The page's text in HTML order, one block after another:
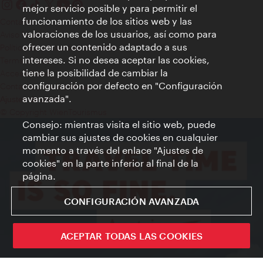
Contacto
Aviso legal
Política de privacidad de datos
Terms of Use
Accesibilidad
Contacto para la prensa
Ajustes de cookie
mejor servicio posible y para permitir el
funcionamiento de los sitios web y las
valoraciones de los usuarios, así como para
ofrecer un contenido adaptado a sus
intereses. Si no desea aceptar las cookies,
tiene la posibilidad de cambiar la
configuración por defecto en "Configuración
avanzada".
Consejo: mientras visita el sitio web, puede
cambiar sus ajustes de cookies en cualquier
momento a través del enlace "Ajustes de
cookies" en la parte inferior al final de la
página.
CONFIGURACIÓN AVANZADA
ACEPTAR TODAS LAS COOKIES